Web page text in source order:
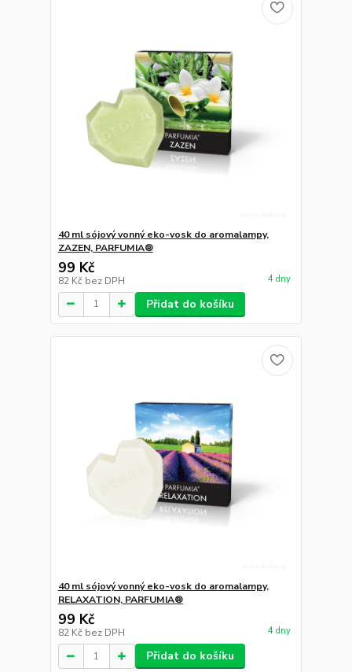
40 ml sójový vonný eko-vosk do aromalampy,
ZAZEN, PARFUMIA®
99 Kč
82 Kč bez DPH 4 dny
Přidat do košíku
40 ml sójový vonný eko-vosk do aromalampy,
RELAXATION, PARFUMIA®
99 Kč
82 Kč bez DPH 4 dny
Přidat do košíku